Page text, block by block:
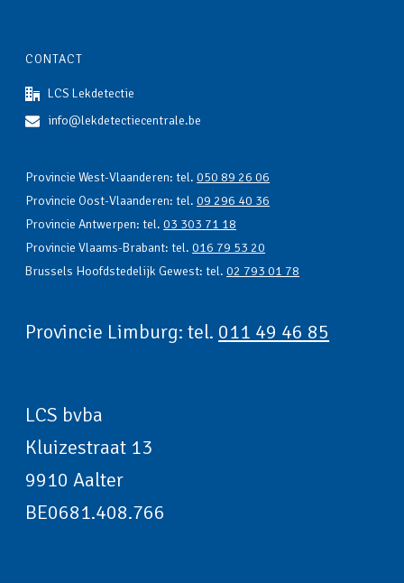
CONTACT
LCS Lekdetectie
info@lekdetectiecentrale.be
Provincie West-Vlaanderen: tel.050 89 26 06
Provincie Oost-Vlaanderen: tel.09 296 40 36
Provincie Antwerpen: tel.03 303 71 18
Provincie Vlaams-Brabant: tel.016 79 53 20
Brussels Hoofdstedelijk Gewest: tel.02 793 01 78
Provincie Limburg: tel. 011 49 46 85
LCS bvba
Kluizestraat 13
9910 Aalter
BE0681.408.766